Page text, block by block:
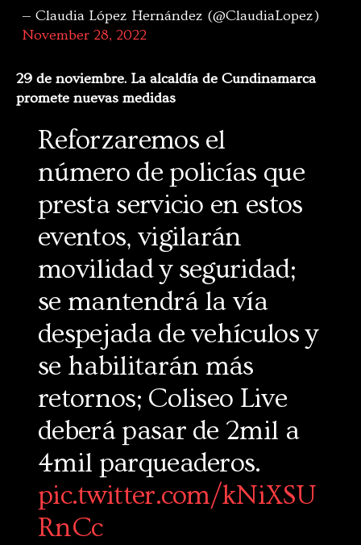
— Claudia López Hernández (@ClaudiaLopez)
November 28, 2022
29 de noviembre. La alcaldía de Cundinamarca
promete nuevas medidas
Reforzaremos el
número de policías que
presta servicio en estos
eventos, vigilarán
movilidad y seguridad;
se mantendrá la vía
despejada de vehículos y
se habilitarán más
retornos; Coliseo Live
deberá pasar de 2mil a
4mil parqueaderos.
pic.twitter.com/kNiXSU
RnCc